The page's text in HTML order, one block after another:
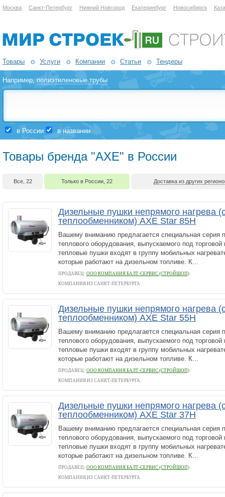
Москва Санкт-Петербург Нижний Новгород Екатеринбург Новосибирск
Товары Услуги Компании Статьи Тендеры
Например,полиэтиленовые трубы
в России в названии
Товары бренда "AXE" в России
Все, 22 Только в России, 22 Доставка из других
Дизельные пушки непрямого нагрева
теплообменником) AXE Star 85H
Вашему вниманию предлагается специальная серия
теплового оборудования, выпускаемого под
тепловые пушки входят в группу мобильных
которые работают на дизельном топливе. К...
ПРОДАВЕЦ: ООО КОМПАНИЯ БАЛТ-СЕРВИС (СТРОЙШОП)
КОМПАНИЯ ИЗ САНКТ-ПЕТЕРБУРГА
Дизельные пушки непрямого нагрева
теплообменником) AXE Star 55H
Вашему вниманию предлагается специальная серия
теплового оборудования, выпускаемого под
тепловые пушки входят в группу мобильных
которые работают на дизельном топливе. К...
ПРОДАВЕЦ: ООО КОМПАНИЯ БАЛТ-СЕРВИС (СТРОЙШОП)
КОМПАНИЯ ИЗ САНКТ-ПЕТЕРБУРГА
Дизельные пушки непрямого нагрева
теплообменником) AXE Star 37H
Вашему вниманию предлагается специальная серия
теплового оборудования, выпускаемого под
тепловые пушки входят в группу мобильных
которые работают на дизельном топливе. К...
ПРОДАВЕЦ: ООО КОМПАНИЯ БАЛТ-СЕРВИС (СТРОЙШОП)
КОМПАНИЯ ИЗ САНКТ-ПЕТЕРБУРГА